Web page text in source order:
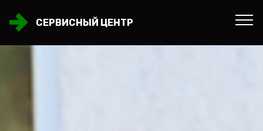
СЕРВИСНЫЙ ЦЕНТР